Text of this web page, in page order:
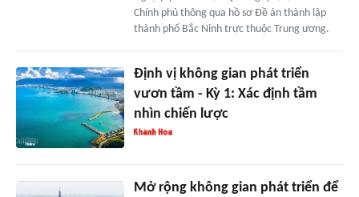
Chính phủ thông qua hồ sơ Đề án thành lập
thành phố Bắc Ninh trực thuộc Trung ương.
Định vị không gian phát triển
vươn tầm - Kỳ 1: Xác định tầm
nhìn chiến lược
Mở rộng không gian phát triển để